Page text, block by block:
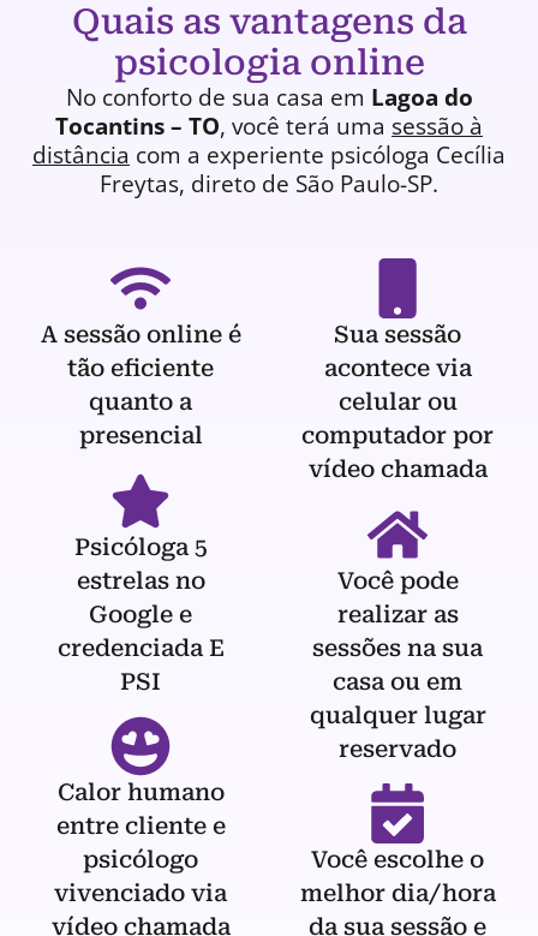
Quais as vantagens da
psicologia online
No conforto de sua casa em Lagoa do
Tocantins – TO, você terá uma sessão à
distância com a experiente psicóloga Cecília
Freytas, direto de São Paulo-SP.
A sessão online é
tão eficiente
quanto a
presencial
Psicóloga 5
estrelas no
Google e
credenciada E
PSI
Calor humano
entre cliente e
psicólogo
vivenciado via
vídeo chamada
Sua sessão
acontece via
celular ou
computador por
vídeo chamada
Você pode
realizar as
sessões na sua
casa ou em
qualquer lugar
reservado
Você escolhe o
melhor dia/hora
da sua sessão e